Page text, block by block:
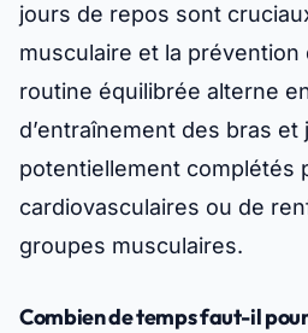
jours de repos sont
musculaire et la
routine équilibrée alterne
d’entraînement des bras
potentiellement complétés
cardiovasculaires ou de
groupes musculaires.
Combien de temps faut-il